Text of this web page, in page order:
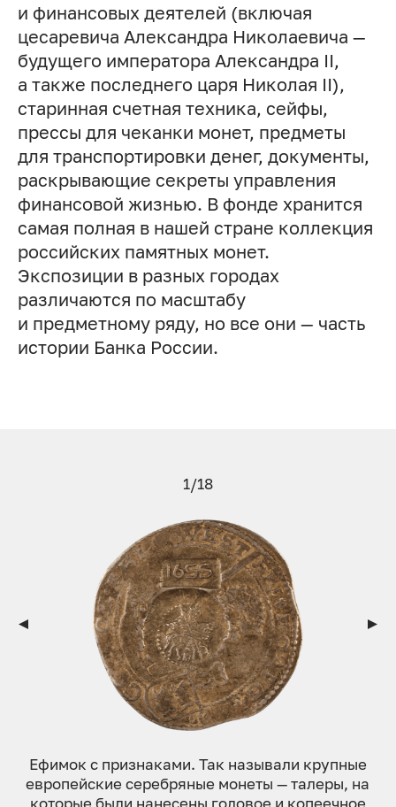
и финансовых деятелей (включая
цесаревича Александра Николаевича —
будущего императора Александра II,
а также последнего царя Николая II),
старинная счетная техника, сейфы,
прессы для чеканки монет, предметы
для транспортировки денег, документы,
раскрывающие секреты управления
финансовой жизнью. В фонде хранится
самая полная в нашей стране коллекция
российских памятных монет.
Экспозиции в разных городах
различаются по масштабу
и предметному ряду, но все они — часть
истории Банка России.
1/18
Ефим­ок с приз­на­ками. Так на­зыва­ли круп­ные
ев­ро­пей­ские се­реб­ря­ные мо­неты — талеры, на
ко­торые бы­ли на­несе­ны го­довое и ко­пе­еч­ное